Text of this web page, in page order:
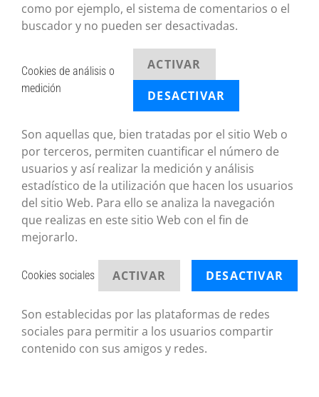
como por ejemplo, el sistema de comentarios o el
buscador y no pueden ser desactivadas.
Cookies de análisis o
medición
ACTIVAR
DESACTIVAR
Son aquellas que, bien tratadas por el sitio Web o
por terceros, permiten cuantificar el número de
usuarios y así realizar la medición y análisis
estadístico de la utilización que hacen los usuarios
del sitio Web. Para ello se analiza la navegación
que realizas en este sitio Web con el fin de
mejorarlo.
Cookies sociales ACTIVAR DESACTIVAR
Son establecidas por las plataformas de redes
sociales para permitir a los usuarios compartir
contenido con sus amigos y redes.